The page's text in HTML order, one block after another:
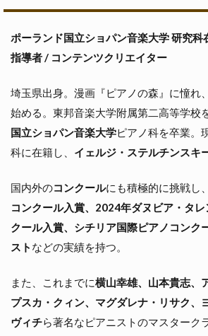
ポーランド国立ショパン音楽大学 研究科
指導者 / コンテンツクリエイター
埼玉県出身。漫画『ピアノの森』に憧れ
始める。東邦音楽大学附属第二高等学校
国立ショパン音楽大学ピアノ科を卒業。
科に在籍し、 イェルジ・ステルチンスキ
国内外のコンクールにも積極的に挑戦し、
コンクール入賞、2024年ダヌビア・タ
クール入賞、シチリア国際ピアノコンク
スト などの実績を持つ。
また、これまでに横山幸雄、山本貴志、
プスカ・クィン、マグダレナ・リサク、
ヴィチら著名なピアニストのマスターク